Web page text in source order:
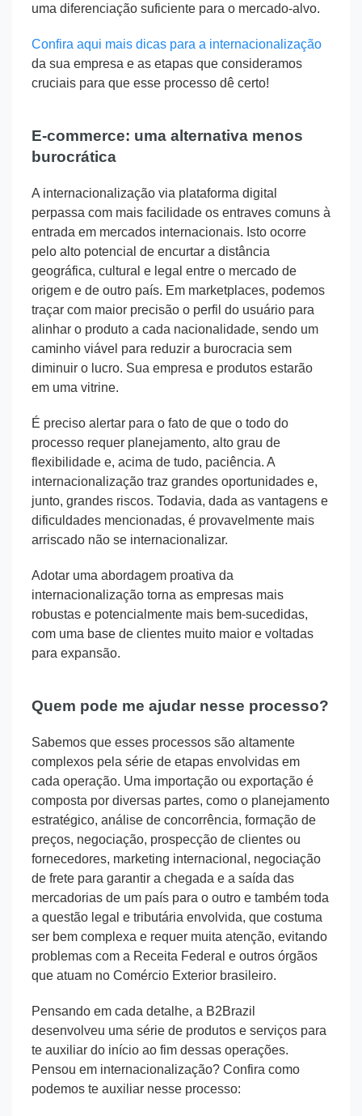
uma diferenciação suficiente para o mercado-alvo.
Confira aqui mais dicas para a internacionalização
da sua empresa e as etapas que consideramos
cruciais para que esse processo dê certo!
E-commerce: uma alternativa menos
burocrática
A internacionalização via plataforma digital
perpassa com mais facilidade os entraves comuns à
entrada em mercados internacionais. Isto ocorre
pelo alto potencial de encurtar a distância
geográfica, cultural e legal entre o mercado de
origem e de outro país. Em marketplaces, podemos
traçar com maior precisão o perfil do usuário para
alinhar o produto a cada nacionalidade, sendo um
caminho viável para reduzir a burocracia sem
diminuir o lucro. Sua empresa e produtos estarão
em uma vitrine.
É preciso alertar para o fato de que o todo do
processo requer planejamento, alto grau de
flexibilidade e, acima de tudo, paciência. A
internacionalização traz grandes oportunidades e,
junto, grandes riscos. Todavia, dada as vantagens e
dificuldades mencionadas, é provavelmente mais
arriscado não se internacionalizar.
Adotar uma abordagem proativa da
internacionalização torna as empresas mais
robustas e potencialmente mais bem-sucedidas,
com uma base de clientes muito maior e voltadas
para expansão.
Quem pode me ajudar nesse processo?
Sabemos que esses processos são altamente
complexos pela série de etapas envolvidas em
cada operação. Uma importação ou exportação é
composta por diversas partes, como o planejamento
estratégico, análise de concorrência, formação de
preços, negociação, prospecção de clientes ou
fornecedores, marketing internacional, negociação
de frete para garantir a chegada e a saída das
mercadorias de um país para o outro e também toda
a questão legal e tributária envolvida, que costuma
ser bem complexa e requer muita atenção, evitando
problemas com a Receita Federal e outros órgãos
que atuam no Comércio Exterior brasileiro.
Pensando em cada detalhe, a B2Brazil
desenvolveu uma série de produtos e serviços para
te auxiliar do início ao fim dessas operações.
Pensou em internacionalização? Confira como
podemos te auxiliar nesse processo: